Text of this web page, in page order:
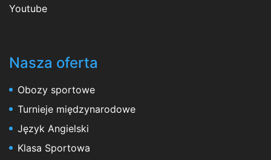
Youtube
Nasza oferta
Obozy sportowe
Turnieje międzynarodowe
Język Angielski
Klasa Sportowa